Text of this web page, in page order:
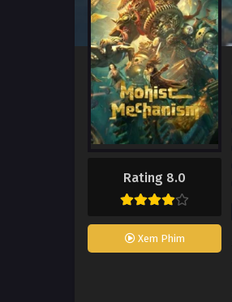
Rating 8.0
Xem Phim